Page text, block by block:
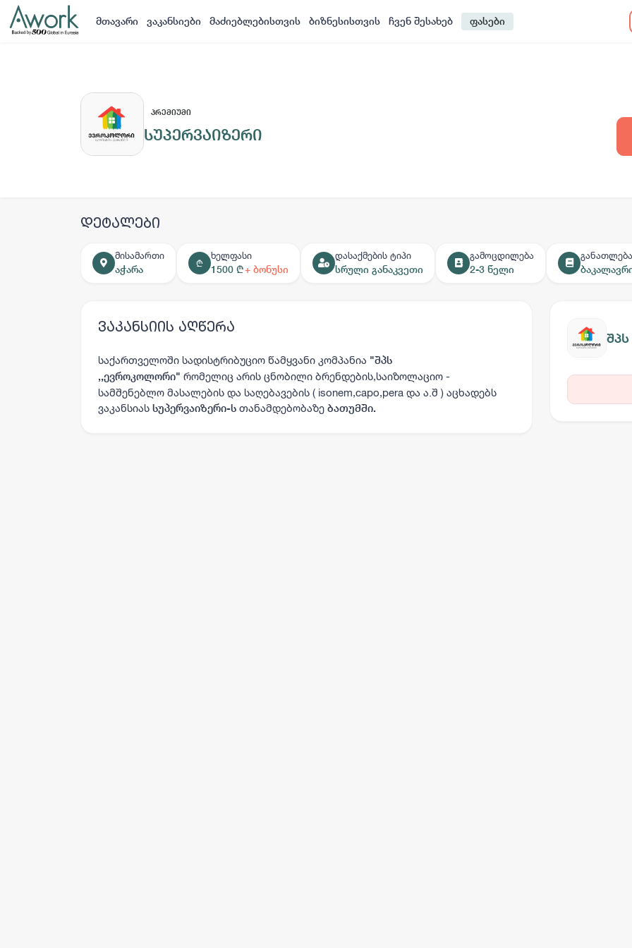
მთავარი ვაკანსიები მაძიებლებისთვის ბიზნესისთვის ჩვენ შესახებ ფასები
ᲞᲠᲔᲛᲘᲣᲛᲘ
სუპერვაიზერი
დეტალები
მისამართი
აჭარა
₾
ხელფასი
1500 ₾+ ბონუსი
დასაქმების ტიპი
სრული განაკვეთი
გამოცდილება
2-3 წელი
განათლება
ვაკანსიის აღწერა
საქართველოში სადისტრიბუციო წამყვანი კომპანია "შპს
,,ევროკოლორი" რომელიც არის ცნობილი ბრენდების,საიზოლაციო -
სამშენებლო მასალების და საღებავების ( isonem,capo,pera და ა.შ ) აცხადებს
ვაკანსიას სუპერვაიზერი-ს თანამდებობაზე ბათუმში.